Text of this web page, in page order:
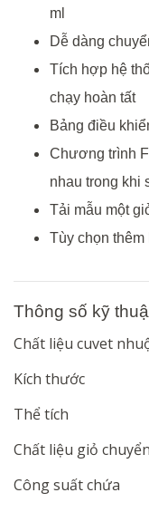
ml
Dễ dàng
Tích hợp hệ
chạy hoàn tất
Bảng điều
Chương trình
nhau trong khi
Tải mẫu một
Tùy chọn
Thông số kỹ
Chất liệu cuvet
Kích thước
Thểtích
Chất liệu giỏ chuyển
Côngsuấtchứa